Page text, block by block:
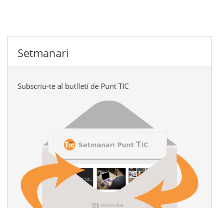
Setmanari
Subscriu-te al butlletí de Punt TIC